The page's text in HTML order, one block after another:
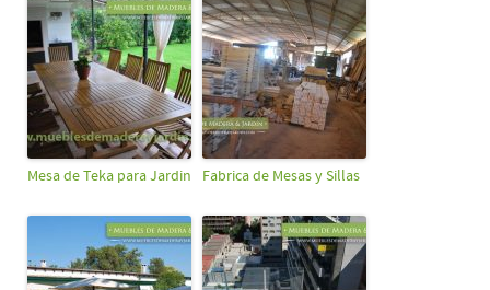
Mesa de Teka para Jardin Fabrica de Mesas y Sillas